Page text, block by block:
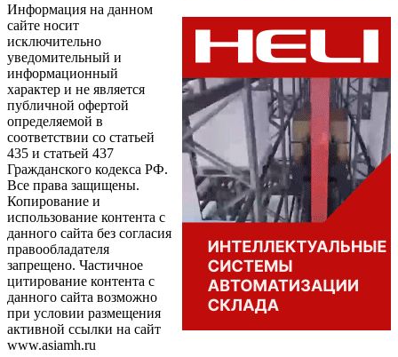
Информация на данном
сайте носит
исключительно
уведомительный и
информационный
характер и не является
публичной офертой
определяемой в
соответствии со статьей
435 и статьей 437
Гражданского кодекса РФ.
Все права защищены.
Копирование и
использование контента с
данного сайта без согласия
правообладателя
запрещено. Частичное
цитирование контента с
данного сайта возможно
при условии размещения
активной ссылки на сайт
www.asiamh.ru